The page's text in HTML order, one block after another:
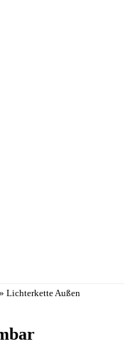
» Lichterkette Außen